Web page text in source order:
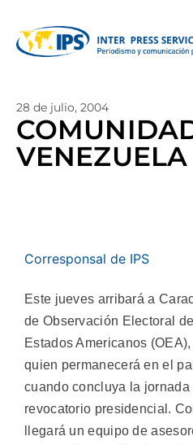
28 de julio, 2004
VENEZUELA
Corresponsal de IPS
Este jueves arribará a
de Observación Electoral
Estados Americanos
quien permanecerá en el
cuando concluya la
revocatorio presidencial.
llegará un equipo de